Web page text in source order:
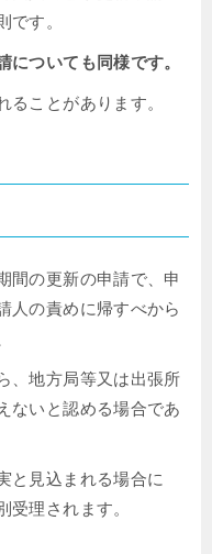
です。
ついても同様です。
ことがあります。
の更新の申請で、申
人の責めに帰すべから
、地方局等又は出張所
ないと認める場合であ
と見込まれる場合に
受理されます。